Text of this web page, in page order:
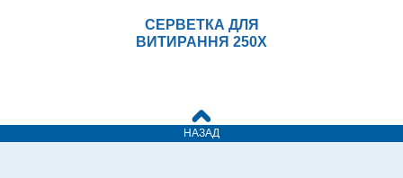
СЕРВЕТКА ДЛЯ
ВИТИРАННЯ 250X
НАЗАД